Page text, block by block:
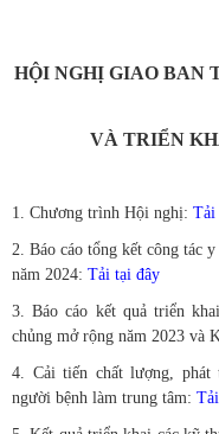
HỘI NGHỊ GIAO BAN
VÀ TRIỂN
1. Chương trình Hội nghị: Tải
2. Báo cáo tổng kết công tác
năm 2024: Tải tại đây
3. Báo cáo kết quả triển
chủng mở rộng năm 2023 và
4. Cải tiến chất lượng,
người bệnh làm trung tâm: